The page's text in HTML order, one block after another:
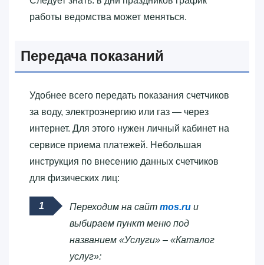
работы ведомства может меняться.
Передача показаний
Удобнее всего передать показания счетчиков
за воду, электроэнергию или газ — через
интернет. Для этого нужен личный кабинет на
сервисе приема платежей. Небольшая
инструкция по внесению данных счетчиков
для физических лиц:
Переходим на сайт mos.ru и
выбираем пункт меню под
названием «Услуги» – «Каталог
услуг»: